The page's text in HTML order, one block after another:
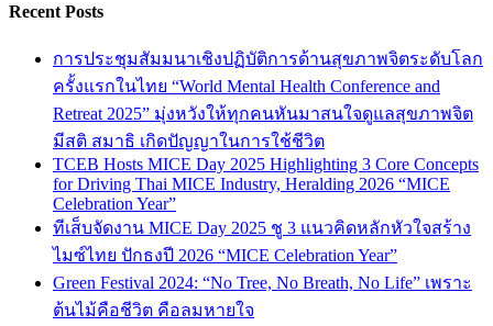
Recent Posts
การประชุมสัมมนาเชิงปฏิบัติการด้านสุขภาพจิตระดับโลก
ครั้งแรกในไทย “World Mental Health Conference and
Retreat 2025” มุ่งหวังให้ทุกคนหันมาสนใจดูแลสุขภาพจิต
มีสติ สมาธิ เกิดปัญญาในการใช้ชีวิต
TCEB Hosts MICE Day 2025 Highlighting 3 Core Concepts
for Driving Thai MICE Industry, Heralding 2026 “MICE
Celebration Year”
ทีเส็บจัดงาน MICE Day 2025 ชู 3 แนวคิดหลักหัวใจสร้าง
ไมซ์ไทย ปักธงปี 2026 “MICE Celebration Year”
Green Festival 2024: “No Tree, No Breath, No Life” เพราะ
ต้นไม้คือชีวิต คือลมหายใจ